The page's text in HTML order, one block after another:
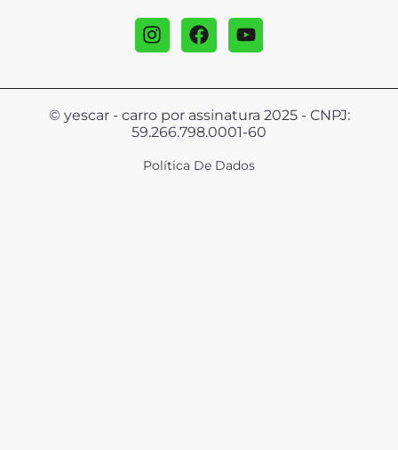
© yescar - carro por assinatura 2025 - CNPJ:
59.266.798.0001-60
Política De Dados